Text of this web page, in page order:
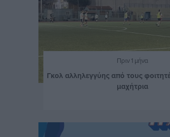
Πριν 1 μήνα
Γκολ αλληλεγγύης από τους
μαχήτρια